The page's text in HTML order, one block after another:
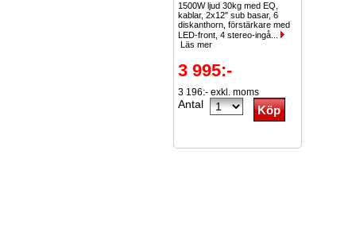
1500W ljud 30kg med EQ,
kablar, 2x12" sub basar, 6
diskanthorn, förstärkare med
LED-front, 4 stereo-ingå...
Läs mer
3 995:-
3 196:- exkl. moms
Antal